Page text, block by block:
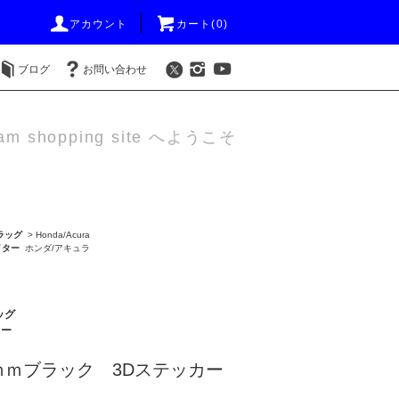
アカウント カート(0)
ブログ お問い合わせ
shopping site へようこそ
ッグ
ー
> Honda/Acura
ホンダ/アキュラ
グ
ブラック 3Dステッカー